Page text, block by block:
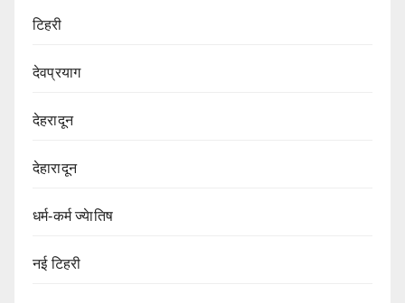
टिहरी
देवप्रयाग
देहरादून
देहारादून
धर्म-कर्म ज्येातिष
नई टिहरी